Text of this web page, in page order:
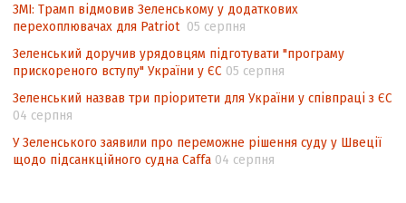
ЗМІ: Трамп відмовив Зеленському у додаткових
перехоплювачах для Patriot 05 серпня
Зеленський доручив урядовцям підготувати "програму
прискореного вступу" України у ЄС 05 серпня
Зеленський назвав три пріоритети для України у співпраці з ЄС
04 серпня
У Зеленського заявили про переможне рішення суду у Швеції
щодо підсанкційного судна Caffa 04 серпня